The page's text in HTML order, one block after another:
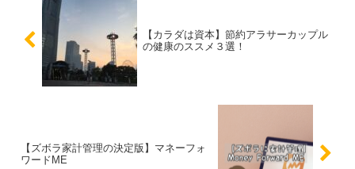
【カラダは資本】節約アラサーカップル
の健康のススメ３選！
【ズボラ家計管理の決定版】マネーフォ
ワードME